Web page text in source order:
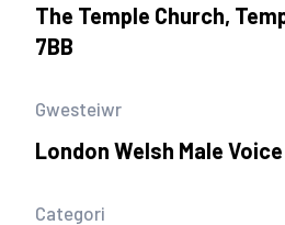
The Temple Church,
7BB
Gwesteiwr
London Welsh Male
Categori